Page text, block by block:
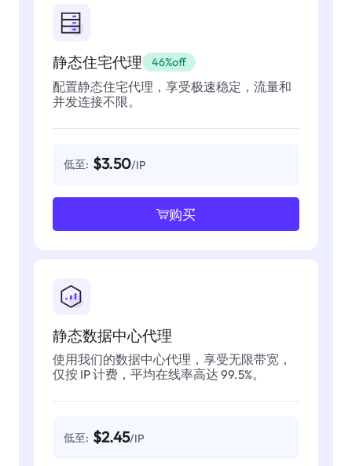
静态住宅代理 46%off
配置静态住宅代理，享受极速稳定，流量和
并发连接不限。
低至: $3.50/IP
购买
静态数据中心代理
使用我们的数据中心代理，享受无限带宽，
仅按 IP 计费，平均在线率高达 99.5%。
低至: $2.45/IP